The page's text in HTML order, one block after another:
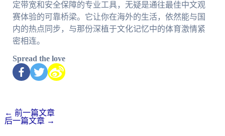
定带宽和安全保障的专业工具，无疑是通往最佳中文观
赛体验的可靠桥梁。它让你在海外的生活，依然能与国
内的热点同步，与那份深植于文化记忆中的体育激情紧
密相连。
Spread the love
← 前一篇文章
后一篇文章 →